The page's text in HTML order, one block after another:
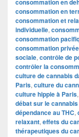
consommation en
consommation en
consommation et
individuelle,
consommation
consommation privée
sociale, contrôle de
contrôler la
culture de cannabis
Paris, culture du
culture hippie à Paris,
débat sur le
dépendance au THC,
relaxant, effets du
thérapeutiques du